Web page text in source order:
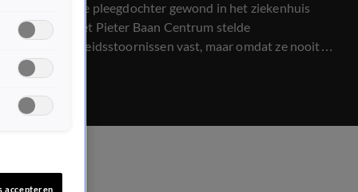
hun 10-jarige pleegdochter gewond in het ziekenhuis
belandde. Het Pieter Baan Centrum stelde
persoonlijkheidsstoornissen vast, maar omdat ze nooit
meer pleegouder worden, acht de rechtbank de kans op
experts, krijgen ze geen tbs. Opiniemaker Bram
Moszkowicz noemt dat onbegrijpelijk.
accepteren